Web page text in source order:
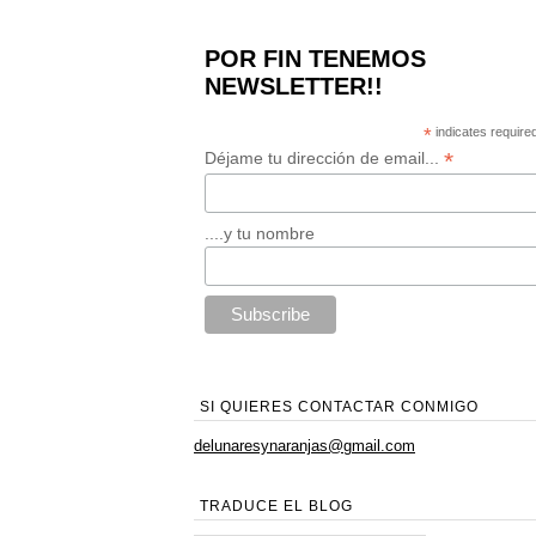
POR FIN TENEMOS
NEWSLETTER!!
* indicates
Déjame tu dirección de email... *
....y tu nombre
SI QUIERES CONTACTAR CONMIGO
delunaresynaranjas@gmail.com
TRADUCE EL BLOG